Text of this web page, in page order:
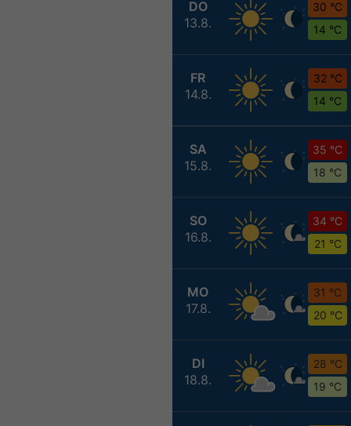
DO
13.8.
30 °C
14 °C
FR
14.8.
32 °C
14 °C
SA
15.8.
35 °C
18 °C
SO
16.8.
34 °C
21 °C
MO
17.8.
31 °C
20 °C
DI
18.8.
28 °C
19 °C